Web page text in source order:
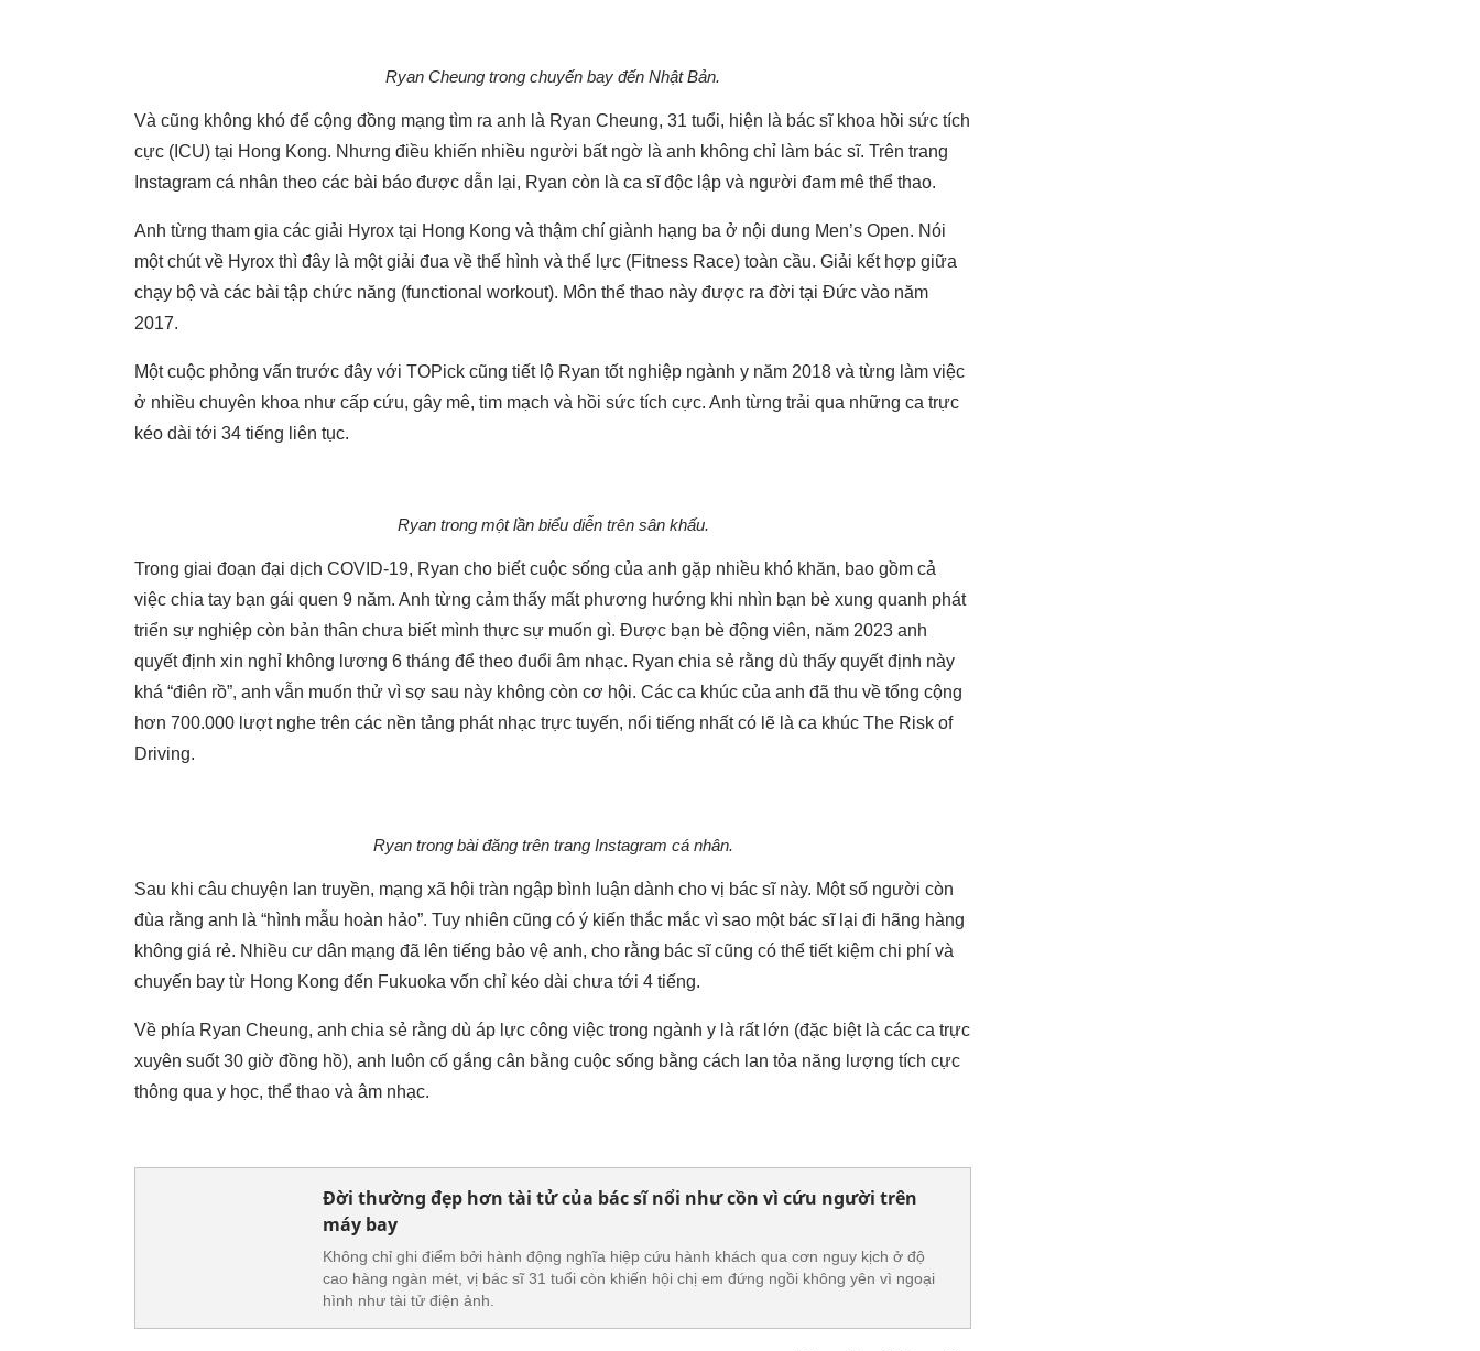
Ryan Cheung trong chuyến bay đến Nhật Bản.
Và cũng không khó để cộng đồng mạng tìm ra anh là Ryan Cheung, 31 tuổi, hiện là bác sĩ khoa hồi sức tích
cực (ICU) tại Hong Kong. Nhưng điều khiến nhiều người bất ngờ là anh không chỉ làm bác sĩ. Trên trang
Instagram cá nhân theo các bài báo được dẫn lại, Ryan còn là ca sĩ độc lập và người đam mê thể thao.
Anh từng tham gia các giải Hyrox tại Hong Kong và thậm chí giành hạng ba ở nội dung Men’s Open. Nói
một chút về Hyrox thì đây là một giải đua về thể hình và thể lực (Fitness Race) toàn cầu. Giải kết hợp giữa
chạy bộ và các bài tập chức năng (functional workout). Môn thể thao này được ra đời tại Đức vào năm
2017.
Một cuộc phỏng vấn trước đây với TOPick cũng tiết lộ Ryan tốt nghiệp ngành y năm 2018 và từng làm việc
ở nhiều chuyên khoa như cấp cứu, gây mê, tim mạch và hồi sức tích cực. Anh từng trải qua những ca trực
kéo dài tới 34 tiếng liên tục.
Ryan trong một lần biểu diễn trên sân khấu.
Trong giai đoạn đại dịch COVID-19, Ryan cho biết cuộc sống của anh gặp nhiều khó khăn, bao gồm cả
việc chia tay bạn gái quen 9 năm. Anh từng cảm thấy mất phương hướng khi nhìn bạn bè xung quanh phát
triển sự nghiệp còn bản thân chưa biết mình thực sự muốn gì. Được bạn bè động viên, năm 2023 anh
quyết định xin nghỉ không lương 6 tháng để theo đuổi âm nhạc. Ryan chia sẻ rằng dù thấy quyết định này
khá “điên rồ”, anh vẫn muốn thử vì sợ sau này không còn cơ hội. Các ca khúc của anh đã thu về tổng cộng
hơn 700.000 lượt nghe trên các nền tảng phát nhạc trực tuyến, nổi tiếng nhất có lẽ là ca khúc The Risk of
Driving.
Ryan trong bài đăng trên trang Instagram cá nhân.
Sau khi câu chuyện lan truyền, mạng xã hội tràn ngập bình luận dành cho vị bác sĩ này. Một số người còn
đùa rằng anh là “hình mẫu hoàn hảo”. Tuy nhiên cũng có ý kiến thắc mắc vì sao một bác sĩ lại đi hãng hàng
không giá rẻ. Nhiều cư dân mạng đã lên tiếng bảo vệ anh, cho rằng bác sĩ cũng có thể tiết kiệm chi phí và
chuyến bay từ Hong Kong đến Fukuoka vốn chỉ kéo dài chưa tới 4 tiếng.
Về phía Ryan Cheung, anh chia sẻ rằng dù áp lực công việc trong ngành y là rất lớn (đặc biệt là các ca trực
xuyên suốt 30 giờ đồng hồ), anh luôn cố gắng cân bằng cuộc sống bằng cách lan tỏa năng lượng tích cực
thông qua y học, thể thao và âm nhạc.
Đời thường đẹp hơn tài tử của bác sĩ nổi như cồn vì cứu người trên
máy bay
Không chỉ ghi điểm bởi hành động nghĩa hiệp cứu hành khách qua cơn nguy kịch ở độ
cao hàng ngàn mét, vị bác sĩ 31 tuổi còn khiến hội chị em đứng ngồi không yên vì ngoại
hình như tài tử điện ảnh.